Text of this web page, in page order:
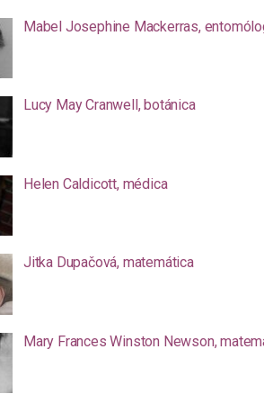
Mabel Josephine Mackerras,
Lucy May Cranwell, botánica
Helen Caldicott, médica
Jitka Dupačová, matemática
Mary Frances Winston Newson,